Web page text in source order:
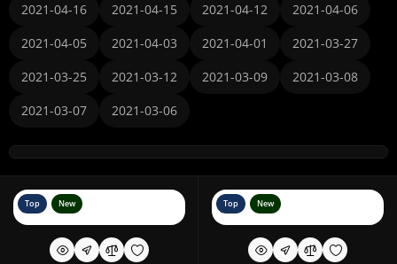
2021-04-16
2021-04-15 2021-04-12
2021-04-06
2021-04-05
2021-04-03 2021-04-01
2021-03-27
2021-03-25
2021-03-12 2021-03-09
2021-03-08
2021-03-07
2021-03-06
Top New Top New